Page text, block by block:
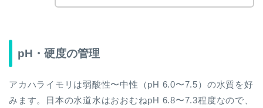
pH・硬度の管理
アカハライモリは弱酸性〜中性（pH 6.0〜7.5）の水質を好
みます。日本の水道水はおおむねpH 6.8〜7.3程度なので、